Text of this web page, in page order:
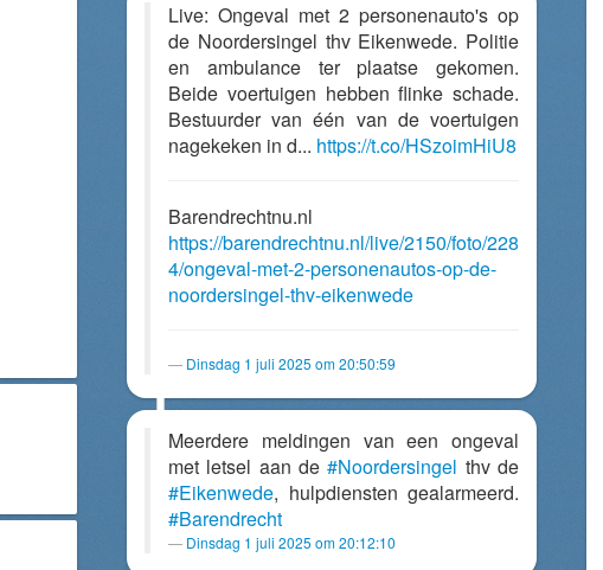
Live: Ongeval met 2 personenauto's op
de Noordersingel thv Eikenwede. Politie
en ambulance ter plaatse gekomen.
Beide voertuigen hebben flinke schade.
Bestuurder van één van de voertuigen
nagekeken in d... https://t.co/HSzoimHiU8
Barendrechtnu.nl
https://barendrechtnu.nl/live/2150/foto/228
4/ongeval-met-2-personenautos-op-de-
noordersingel-thv-eikenwede
Dinsdag 1 juli 2025 om 20:50:59
Meerdere meldingen van een ongeval
met letsel aan de#Noordersingel thv de
#Eikenwede, hulpdiensten gealarmeerd.
#Barendrecht
Dinsdag 1 juli 2025 om 20:12:10